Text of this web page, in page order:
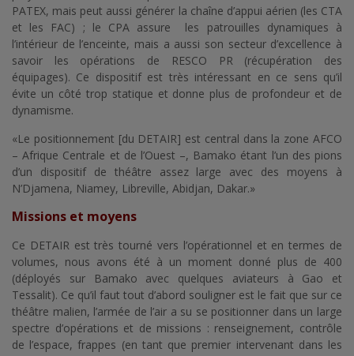
PATEX, mais peut aussi générer la chaîne d’appui aérien (les CTA
et les FAC) ; le CPA assure les patrouilles dynamiques à
l’intérieur de l’enceinte, mais a aussi son secteur d’excellence à
savoir les opérations de RESCO PR (récupération des
équipages). Ce dispositif est très intéressant en ce sens qu’il
évite un côté trop statique et donne plus de profondeur et de
dynamisme.
«Le positionnement [du DETAIR] est central dans la zone AFCO
– Afrique Centrale et de l’Ouest –, Bamako étant l’un des pions
d’un dispositif de théâtre assez large avec des moyens à
N’Djamena, Niamey, Libreville, Abidjan, Dakar.»
Missions et moyens
Ce DETAIR est très tourné vers l’opérationnel et en termes de
volumes, nous avons été à un moment donné plus de 400
(déployés sur Bamako avec quelques aviateurs à Gao et
Tessalit). Ce qu’il faut tout d’abord souligner est le fait que sur ce
théâtre malien, l’armée de l’air a su se positionner dans un large
spectre d’opérations et de missions : renseignement, contrôle
de l’espace, frappes (en tant que premier intervenant dans les